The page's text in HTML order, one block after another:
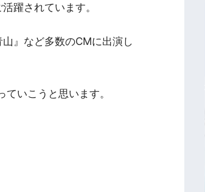
躍されています。
』など多数のCMに出演し
ていこうと思います。